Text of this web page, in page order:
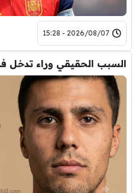
2026/08/07 - 15:28
السبب الحقيقي وراء